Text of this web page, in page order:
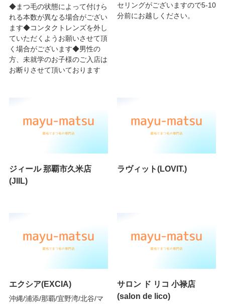
◆まつ毛の状態によって付けら
れる本数が異なる場合がござい
ます◆コンタクトレンズを外し
ていただくようお願いさせて頂
く場合がございます◆男性の
方、未就学のお子様のご入店は
お断りさせて頂いております
セリングがございますので5-10
分前にお越しください。
ジィール 那覇市久米店
(JIIL)
ラヴィット(LOVIT.)
エクシア(EXCIA)
沖縄/浦添/那覇/宜野湾/北谷/マ
サロン ド リコ 小禄店
(salon de lico)